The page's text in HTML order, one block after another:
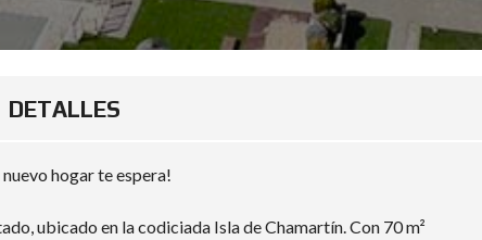
DETALLES
hogar te espera!
ubicado en la codiciada Isla de Chamartín. Con 70 m²